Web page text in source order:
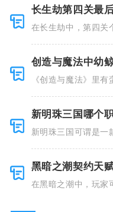
长生劫第四关最
在长生劫中，第四关
创造与魔法中幼
《创造与魔法》里
新明珠三国哪个
新明珠三国可谓是一
黑暗之潮契约天
在黑暗之潮中，玩家